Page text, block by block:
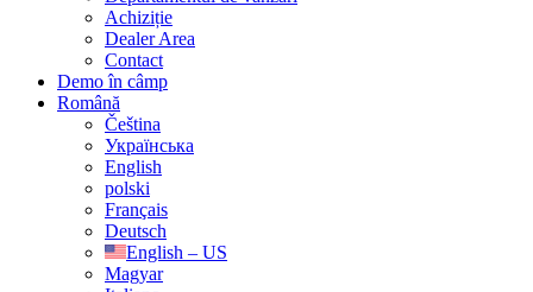
Achiziție
Dealer Area
Contact
Demo în câmp
Română
Čeština
Українська
English
polski
Français
Deutsch
English – US
Magyar